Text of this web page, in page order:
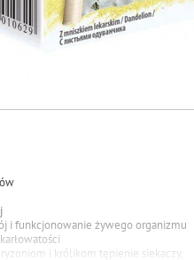
i funkcjonowanie żywego organizmu
i królikom tępienie siekaczy,